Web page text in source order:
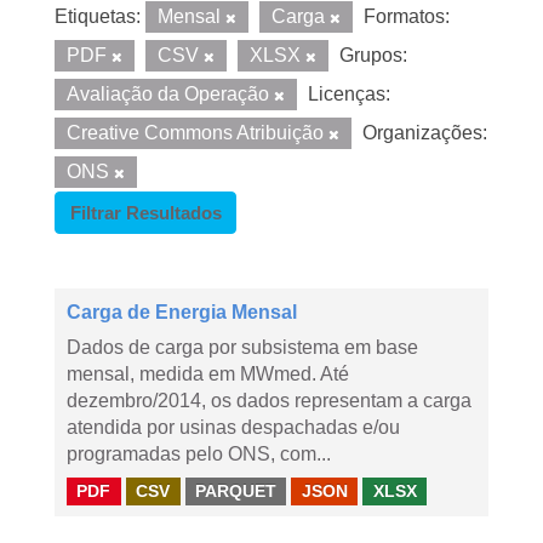
Etiquetas: Mensal Carga
Formatos:
PDF
CSV XLSX
Grupos:
Avaliação da Operação
Licenças:
Creative Commons Atribuição
Organizações:
ONS
Filtrar Resultados
Carga de Energia Mensal
Dados de carga por subsistema em base
mensal, medida em MWmed. Até
dezembro/2014, os dados representam a carga
atendida por usinas despachadas e/ou
programadas pelo ONS, com...
PDF CSV PARQUET JSON XLSX